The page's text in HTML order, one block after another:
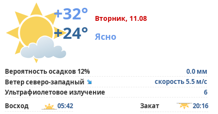
+32°
+24°
Вторник, 11.08
Ясно
Вероятность осадков 12%
0.0 мм
Ветер северо-западный
скорость 5.5 м/с
Ультрафиолетовое излучение
6
Восход
05:42 Закат 20:16